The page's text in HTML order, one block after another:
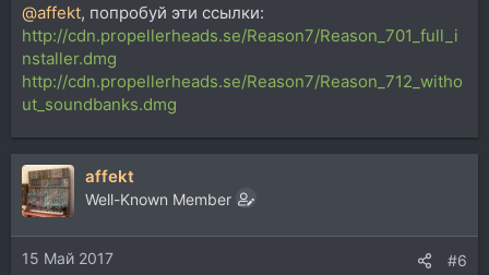
@affekt, попробуй эти ссылки:
http://cdn.propellerheads.se/Reason7/Reason_701_full_i
nstaller.dmg
http://cdn.propellerheads.se/Reason7/Reason_712_witho
ut_soundbanks.dmg
affekt
Well-Known Member
15 Май 2017 #6